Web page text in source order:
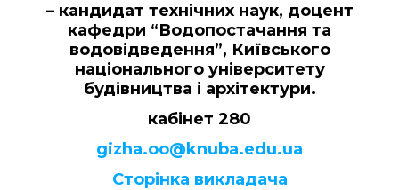
– кандидат технічних наук, доцент
кафедри “Водопостачання та
водовідведення”, Київського
національного університету
будівництва і архітектури.
кабінет 280
gizha.oo@knuba.edu.ua
Сторінка викладача